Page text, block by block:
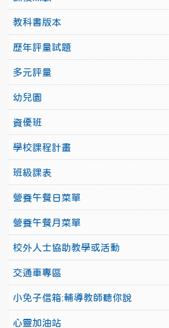
教科書版本
歷年評量試題
多元評量
幼兒園
資優班
學校課程計畫
班級課表
營養午餐日菜單
營養午餐月菜單
校外人士協助教學或活動
交通車專區
小免子信箱:輔導教師聽你說
心靈加油站